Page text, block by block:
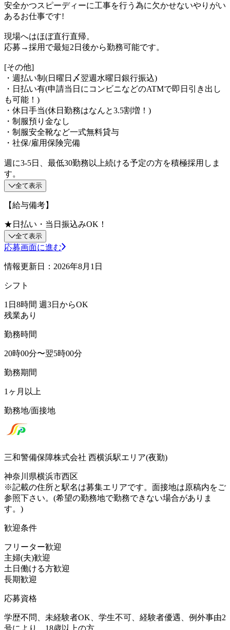
安全かつスピーディーに工事を行う為に欠かせないやりがい
あるお仕事です!
現場へはほぼ直行直帰。
応募→採用で最短2日後から勤務可能です。
[その他]
・週払い制(日曜日〆翌週水曜日銀行振込)
・日払い有(申請当日にコンビニなどのATMで即日引き出し
も可能！)
・休日手当(休日勤務はなんと3.5割増！)
・制服預り金なし
・制服安全靴など一式無料貸与
・社保/雇用保険完備
週に3-5日、最低30勤務以上続ける予定の方を積極採用しま
す。
全て表示
【給与備考】
★日払い・当日振込みOK！
全て表示
応募画面に進む
情報更新日：2026年8月1日
シフト
1日8時間 週3日からOK
残業あり
勤務時間
20時00分〜翌5時00分
勤務期間
1ヶ月以上
勤務地/面接地
三和警備保障株式会社 西横浜駅エリア(夜勤)
神奈川県横浜市西区
※記載の住所と駅名は募集エリアです。面接地は原稿内をご
参照下さい。(希望の勤務地で勤務できない場合がありま
す。)
歓迎条件
フリーター歓迎
主婦(夫)歓迎
土日働ける方歓迎
長期歓迎
応募資格
学歴不問、未経験者OK、学生不可、経験者優遇、例外事由2
号により、18歳以上の方